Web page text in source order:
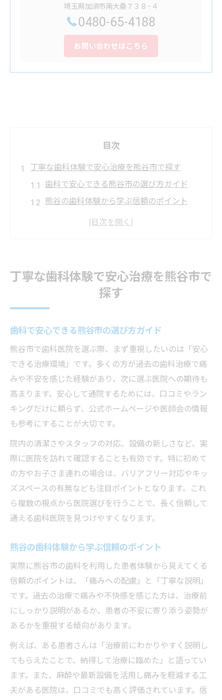
埼玉県加須市南大桑７３８−４
0480-65-4188
お問い合わせはこちら
目次
丁寧な歯科体験で安心治療を熊谷市で探す
歯科で安心できる熊谷市の選び方ガイド
熊谷の歯科体験から学ぶ信頼のポイント
痛くない歯科医院を熊谷市内で見つけるコ
痛みの少ない歯科選びに悩む方への熊谷市ガイ
熊谷の歯科で安心できる診療体験の秘訣
歯科医師の丁寧な説明が熊谷市で人気の理
由
熊谷市で選ばれる痛みに配慮した歯科医院
歯科恐怖症でも通いやすい熊谷の医院とは
家族みんなで通う熊谷の安心歯科とは
小児から大人まで安心な熊谷市の歯科体験
歯科医院で重視したい家族への配慮とサー
ビス
おとなこども対応の熊谷市の歯科選びポイ
熊谷で信頼される歯科治療体験の魅力
熊谷市の歯科体験で感じた信頼の理由とは
歯科のプロフェッショナルが支持される背
景
口コミで評判の熊谷市信頼歯科の特徴
熊谷の歯科体験が治療選びに役立つ理由
安心して通える歯科医院の見極め方を紹介
不安を感じた歯科体験から優しい医院を見つけ
る
歯科での不安を和らげる熊谷市の医院探し
丁寧な歯科体験で安心治療を熊谷市で
探す
歯科で安心できる熊谷市の選び方ガイド
熊谷市で歯科医院を選ぶ際、まず重視したいのは「安心
できる治療環境」です。多くの方が過去の歯科治療で痛
みや不安を感じた経験があり、次に選ぶ医院への期待も
高まります。安心して通院するためには、口コミやラン
キングだけに頼らず、公式ホームページや医師会の情報
も参考にすることが大切です。
院内の清潔さやスタッフの対応、設備の新しさなど、実
際に医院を訪れて確認することも有効です。特に初めて
の方やお子さま連れの場合は、バリアフリー対応やキッ
ズスペースの有無なども注目ポイントとなります。これ
ら複数の視点から医院選びを行うことで、長く信頼して
通える歯科医院を見つけやすくなります。
熊谷の歯科体験から学ぶ信頼のポイント
実際に熊谷市の歯科を利用した患者体験から見えてくる
信頼のポイントは、「痛みへの配慮」と「丁寧な説明」
です。過去の治療で痛みや不快感を感じた方は、治療前
にしっかり説明があるか、患者の不安に寄り添う姿勢が
あるかを重視する傾向があります。
例えば、ある患者さんは「治療前にわかりやすく説明し
てもらえたことで、納得して治療に臨めた」と語ってい
ます。また、麻酔や最新設備を活用し痛みを軽減する工
夫がある医院は、口コミでも高く評価されています。信